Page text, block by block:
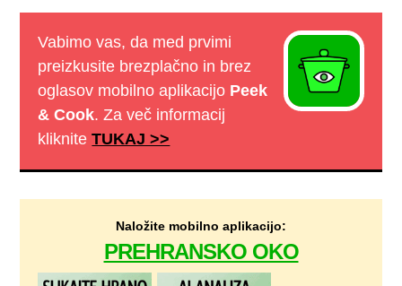
Vabimo vas, da med prvimi
preizkusite brezplačno in brez
oglasov mobilno aplikacijo Peek
& Cook. Za več informacij
klikniteTUKAJ >>
Naložite mobilno aplikacijo:
PREHRANSKO OKO